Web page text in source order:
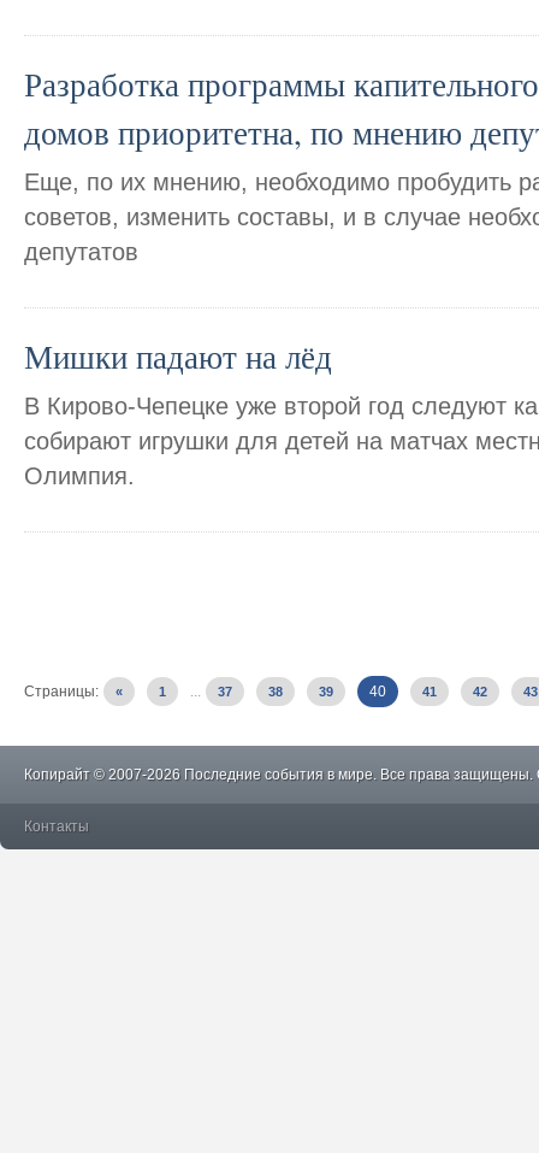
Разработка программы
домов приоритетна, по мнению
Еще, по их мнению, необходимо пробудить
советов, изменить составы, и в случае
депутатов
Мишки падают на лёд
В Кирово-Чепецке уже второй год следуют
собирают игрушки для детей на матчах
Олимпия.
Страницы: « 1 ... 37 38 39 40 41 42 43
Копирайт © 2007-2026 Последние события в мире. Все права защищены.
Контакты